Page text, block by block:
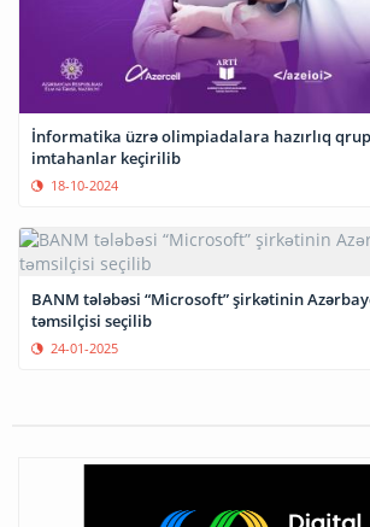
İnformatika üzrə olimpiadalara hazırlıq
imtahanlar keçirilib
18-10-2024
BANM tələbəsi “Microsoft” şirkətinin
təmsilçisi seçilib
24-01-2025